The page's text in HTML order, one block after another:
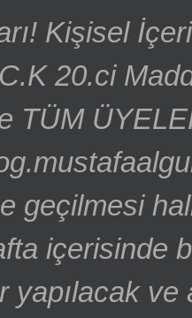
Kişisel
20.ci
TÜM
geçilmesi
içerisinde
ve